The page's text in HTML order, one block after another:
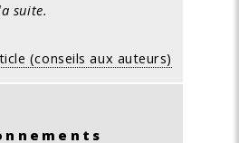
suite.
(conseils aux auteurs)